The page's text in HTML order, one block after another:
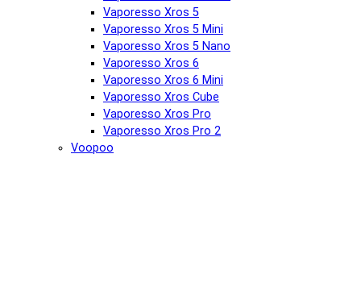
Vaporesso Xros 5
Vaporesso Xros 5 Mini
Vaporesso Xros 5 Nano
Vaporesso Xros 6
Vaporesso Xros 6 Mini
Vaporesso Xros Cube
Vaporesso Xros Pro
Vaporesso Xros Pro 2
Voopoo